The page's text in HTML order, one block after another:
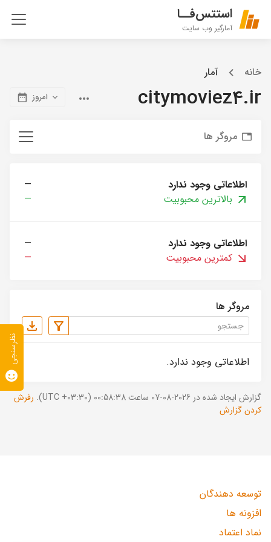
استتس‌فــا
آمارگیر وب سایت
خانه آمار
citymoviez4.ir امروز
مروگر ها
اطلاعاتی وجود ندارد
—
بالاترین محبوبیت
—
اطلاعاتی وجود ندارد
—
کمترین محبوبیت
—
مروگر ها
اطلاعاتی وجود ندارد.
گزارش ایجاد شده در 2026-08-07 ساعت 00:58:38 (UTC +03:30).
رفرش
کردن گزارش
توسعه دهندگان
افزونه ها
نماد اعتماد
نظرسنجی